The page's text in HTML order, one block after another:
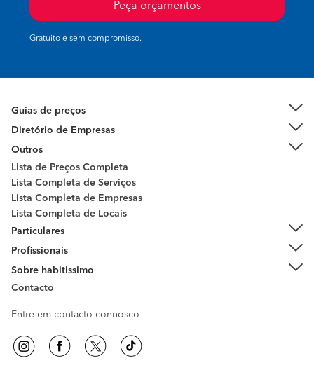
Peça orçamentos
Gratuito e sem compromisso.
Guias de preços
Diretório de Empresas
Outros
Lista de Preços Completa
Lista Completa de Serviços
Lista Completa de Empresas
Lista Completa de Locais
Particulares
Profissionais
Sobre habitissimo
Contacto
Entre em contacto connosco